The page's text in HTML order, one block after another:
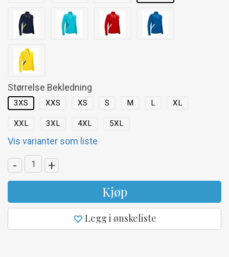
Størrelse Bekledning
3XS XXS XS S M L XL
XXL 3XL 4XL 5XL
Vis varianter som liste
- +
Kjøp
Legg i ønskeliste